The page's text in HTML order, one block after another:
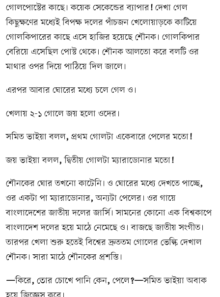
গোলপোস্টের কাছে। কয়েক সেকেন্ডের ব্যাপার! দেখা গেল
কিছুক্ষণের মধ্যেই বিপক্ষ দলের পাঁচজন খেলোয়াড়কে কাটিয়ে
গোলকিপারের কাছে এসে হাজির হয়েছে শৌনক। গোলকিপার
বেরিয়ে এসেছিল পোস্ট থেকে। শৌনক আলতো করে বলটি ওর
মাথার ওপর দিয়ে পাঠিয়ে দিল জালে।
এরপর আবার ঘোরের মধ্যে চলে গেল ও।
খেলায় ২-১ গোলে জয় হলো ওদের।
সমিত ভাইয়া বলল, প্রথম গোলটা একেবারে পেলের মতো!
জয় ভাইয়া বলল,দ্বিতীয় গোলটা ম্যারাডোনার মতো!
শৌনকের ঘোর তখনো কাটেনি। ও ঘোরের মধ্যে দেখতে পাচ্ছে,
ওর একটা পা ম্যারাডোনার,অন্যটা পেলের। ওর গায়ে
বাংলাদেশের জাতীয় দলের জার্সি। সামনের কোনো এক বিশ্বকাপে
বাংলাদেশ দলের হয়ে মাঠে নেমেছে ও। বাজছে জাতীয় সংগীত।
তারপর খেলা শুরু হতেই বিশ্বের দ্রুততম গোলের ভেল্কি দেখাল
শৌনক। সারা মাঠে শৌনকের প্রশস্তি।
—কিরে, তোর চোখে পানি কেন, পেলে?—সমিত ভাইয়া অবাক